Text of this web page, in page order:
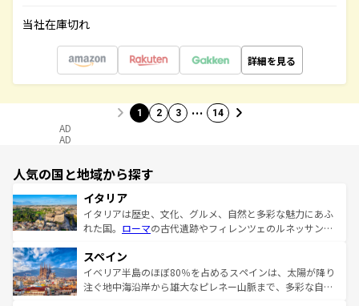
当社在庫切れ
詳細を見る
1 2 3 … 14
AD
AD
人気の国と地域から探す
イタリア
イタリアは歴史、文化、グルメ、自然と多彩な魅力にあふ
れた国。 ローマの古代遺跡やフィレンツェのルネッサンス
ろん、トスカーナの美しい田園風景やアマルフィ海岸の絶
景など、自然景観も見逃せない。観光の合間には、本場の
ピザやパスタなど、絶品のイタリア料理を堪能することも
スペイン
イベリア半島のほぼ80％を占めるスペインは、太陽が降り
注ぐ地中海沿岸から雄大なピレネー山脈まで、多彩な自然